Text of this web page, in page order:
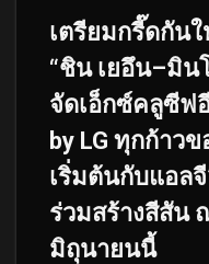
เตรียมกรี๊ดกัน
“ชิน เยอึน–มิน
จัดเอ็กซ์คลูซีฟอี
by LG ทุกก้าว
เริ่มต้นกับแอล
ร่วมสร้างสีสัน
มิถุนายนนี้